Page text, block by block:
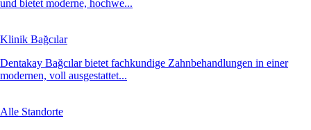
und bietet moderne, hochwe...
Klinik Bağcılar
Dentakay Bağcılar bietet fachkundige Zahnbehandlungen in einer
modernen, voll ausgestattet...
Alle Standorte